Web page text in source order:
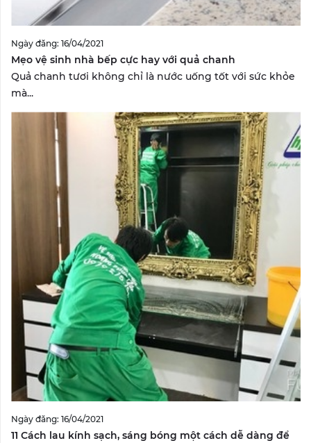
Ngày đăng: 16/04/2021
Mẹo vệ sinh nhà bếp cực hay với quả chanh
Quả chanh tươi không chỉ là nước uống tốt với sức khỏe
mà...
Ngày đăng: 16/04/2021
11 Cách lau kính sạch, sáng bóng một cách dễ dàng để